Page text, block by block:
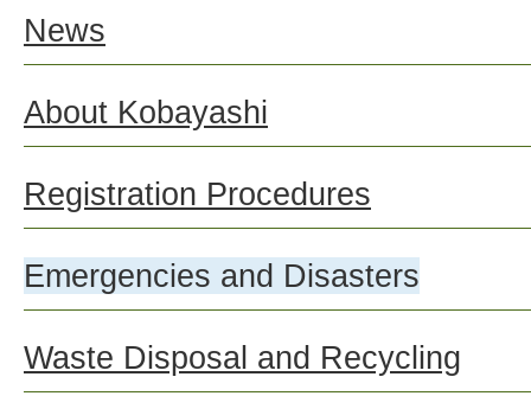
News
About Kobayashi
Registration Procedures
Emergencies and Disasters
Waste Disposal and Recycling